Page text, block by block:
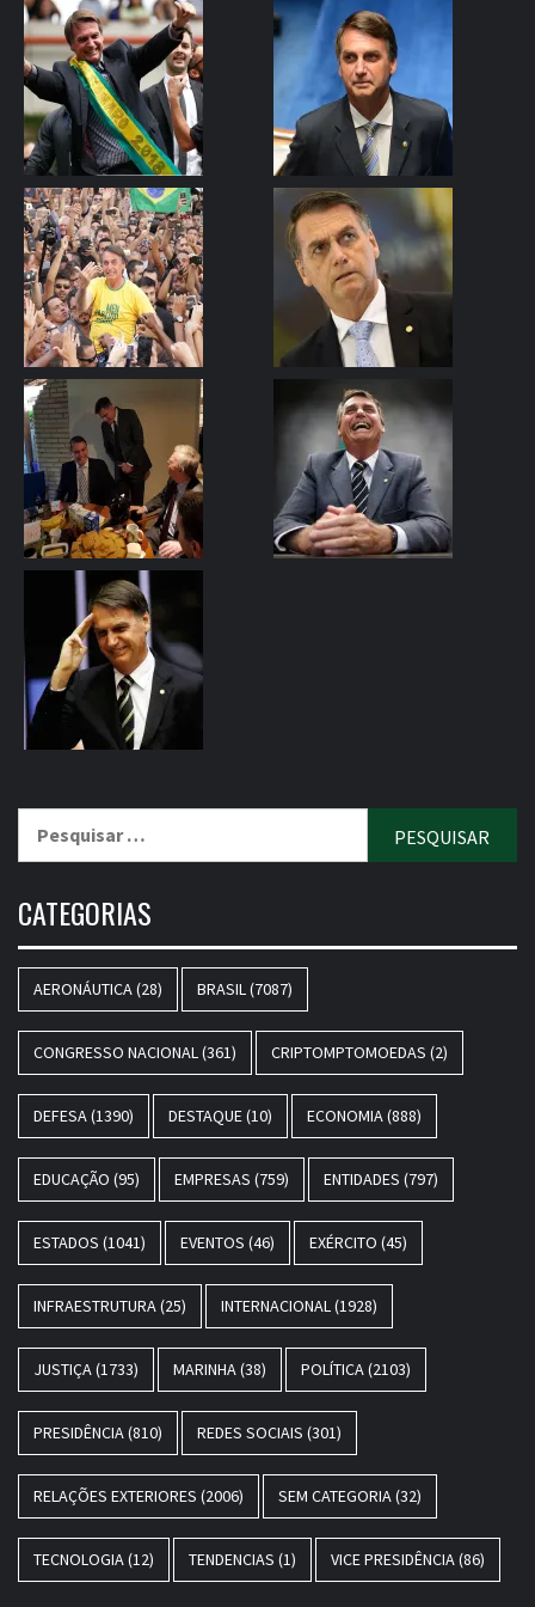
CATEGORIAS
AERONÁUTICA(28) BRASIL(7087)
CONGRESSO NACIONAL(361) CRIPTOMPTOMOEDAS (2)
DEFESA(1390) DESTAQUE(10) ECONOMIA(888)
EDUCAÇÃO (95) EMPRESAS (759) ENTIDADES (797)
ESTADOS (1041) EVENTOS (46) EXÉRCITO (45)
INFRAESTRUTURA(25) INTERNACIONAL(1928)
JUSTIÇA(1733) MARINHA(38) POLÍTICA(2103)
PRESIDÊNCIA(810) REDES SOCIAIS (301)
RELAÇÕES EXTERIORES (2006) SEM CATEGORIA(32)
TECNOLOGIA(12) TENDENCIAS (1) VICE PRESIDÊNCIA(86)